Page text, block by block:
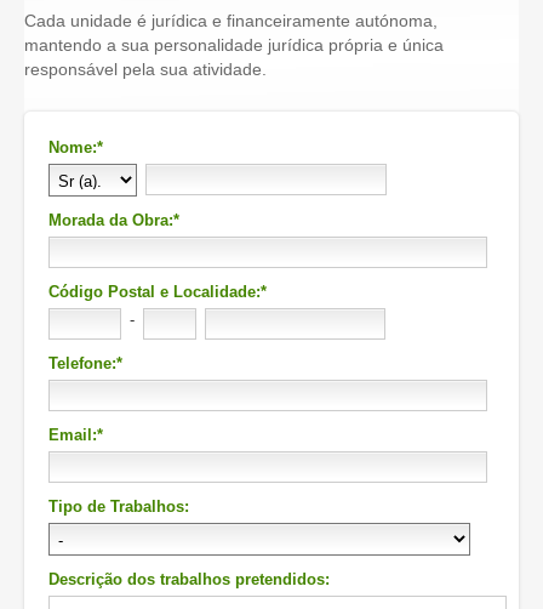
Cada unidade é jurídica e financeiramente autónoma,
mantendo a sua personalidade jurídica própria e única
responsável pela sua atividade.
Nome:*
Morada da Obra:*
Código Postal e Localidade:*
-
Telefone:*
Email:*
Tipo de Trabalhos:
Descrição dos trabalhos pretendidos: